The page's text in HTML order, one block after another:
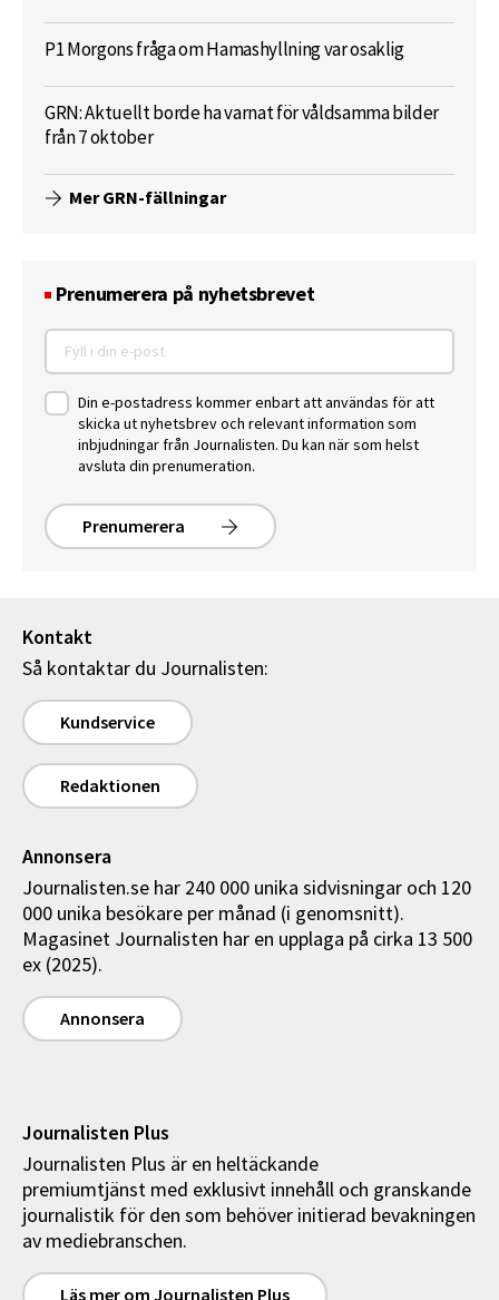
P1 Morgons fråga om Hamashyllning var osaklig
GRN: Aktuellt borde ha varnat för våldsamma bilder
från 7 oktober
Mer GRN-fällningar
Prenumerera på nyhetsbrevet
Din e-postadress kommer enbart att användas för att
skicka ut nyhetsbrev och relevant information som
inbjudningar från Journalisten. Du kan när som helst
avsluta din prenumeration.
Prenumerera
Kontakt
Så kontaktar du Journalisten:
Kundservice
Redaktionen
Annonsera
Journalisten.se har 240 000 unika sidvisningar och 120
000 unika besökare per månad (i genomsnitt).
Magasinet Journalisten har en upplaga på cirka 13 500
ex (2025).
Annonsera
Journalisten Plus
Journalisten Plus är en heltäckande
premiumtjänst med exklusivt innehåll och granskande
journalistik för den som behöver initierad bevakningen
av mediebranschen.
Läs mer om Journalisten Plus